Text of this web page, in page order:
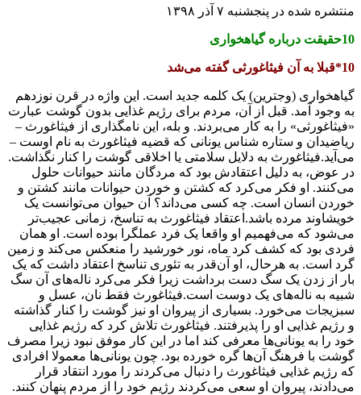
منتشره شده در پنجشنبه ۷ آذر ۱۳۹۸
10حقیقت درباره گیاهخواری
10*قبلا به آن فیثاغورثی گفته می‌شد
گیاهخواری (وجترین) یک کلمه جدید است. این واژه در قرن نوزدهم
به وجود آمد. قبل از آن، مردم برای رژیم غذایی بدون گوشت عبارت
«فیثاغورثی» را به کار می‌بردند. و بله، این نامگذاری از فیثاغورث –
ریاضیدان و ستاره شناس یونانی که قضیه فیثاغورث به نام اوست –
می‌آید.فیثاغورث به دلایل سلامتی یا اخلاقی گوشت را کنار نگذاشت.
در عوض، به دلیل اعتقادش بود که مردگان مانند حیوانات حلول
می‌کنند. او فکر می‌کرد که کشتن و خوردن حیوانات مانند کشتن و
خوردن انسان است. چه کسی می‌داند؟ آن حیوان می‌توانست یک
خویشاوند مرده باشد.اعتقاد فیثاغورث به تناسخ، زمانی عجیب‌تر
می‌شود که می‌فهمیم او واقعا یک فرد عملگرا بوده است. او همان
فردی بود که کشف کرد ماه، نور خورشید را منعکس می‌کند و زمین
گرد است. به هرحال، او آن‌قدر به تئوری تناسخ اعتقاد داشت که یک
بار از زدن یک سگ دست برداشت زیرا فکر می‌کرد ناله‌های آن سگ
شبیه به ناله‌های یک دوست است.فیثاغورث فقط نان، عسل و
سبزیجات می‌خورد. بسیاری از پیروان او نیز گوشت را کنار گذاشته
و رژیم غذایی او را پذیرفتند. فیثاغورث تلاش کرد که رژیم غذایی
خود را به یونانی‌ها معرفی کند اما در این کار موفق نبود زیرا مصرف
گوشت با فرهنگ آن‌ها گره خورده بود. چون یونانی‌ها معمولا افرادی
که رژیم غذایی فیثاغورث را دنبال می‌کردند را مورد انتقاد قرار
می‌دادند، پیروان او سعی می‌کردند رژیم خود را از مردم پنهان کنند.